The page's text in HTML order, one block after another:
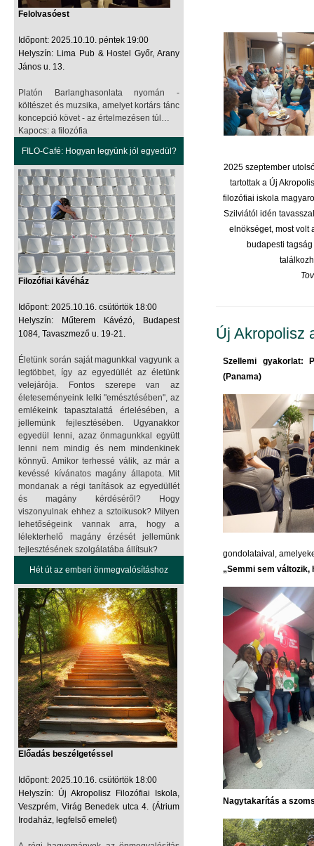
Felolvasóest
Időpont: 2025.10.10. péntek 19:00
Helyszín: Lima Pub & Hostel Győr, Arany
János u. 13.
Platón Barlanghasonlata nyomán -
költészet és muzsika, amelyet kortárs tánc
koncepció követ - az értelmezésen túl…
Kapocs: a filozófia
FILO-Café: Hogyan legyünk jól egyedül?
Filozófiai kávéház
Időpont: 2025.10.16. csütörtök 18:00
Helyszín: Műterem Kávézó, Budapest
1084, Tavaszmező u. 19-21.
Életünk során saját magunkkal vagyunk a
legtöbbet, így az egyedüllét az életünk
velejárója. Fontos szerepe van az
életeseményeink lelki "emésztésében", az
emlékeink tapasztalattá érlelésében, a
jellemünk fejlesztésében. Ugyanakkor
egyedül lenni, azaz önmagunkkal együtt
lenni nem mindig és nem mindenkinek
könnyű. Amikor terhessé válik, az már a
kevéssé kívánatos magány állapota. Mit
mondanak a régi tanítások az egyedüllét
és magány kérdéséről? Hogy
viszonyulnak ehhez a sztoikusok? Milyen
lehetőségeink vannak arra, hogy a
lélekterhelő magány érzését jellemünk
fejlesztésének szolgálatába állítsuk?
Hét út az emberi önmegvalósításhoz
Előadás beszélgetéssel
Időpont: 2025.10.16. csütörtök 18:00
Helyszín: Új Akropolisz Filozófiai Iskola,
Veszprém, Virág Benedek utca 4. (Átrium
Irodaház, legfelső emelet)
2025 szeptember
tartottak a Új
filozófiai iskola
Szilviától idén
elnökséget, most volt
budapesti
Új Akropolisz
Szellemi gyakorlat:
(Panama)
gondolataival,
„Semmi sem változik,
Nagytakarítás a